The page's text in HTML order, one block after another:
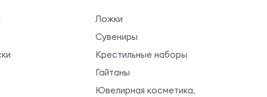
Ложки
Сувениры
Крестильные наборы
Гайтаны
Ювелирная косметика,